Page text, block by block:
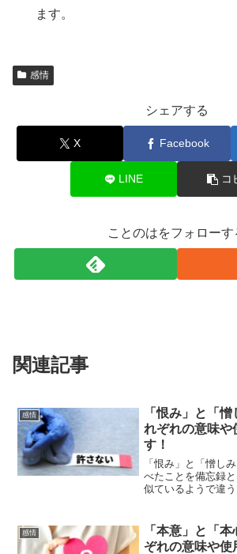
ます。
感情
シェアする
X Facebook
LINE コ
ことのはをフォローす
関連記事
感情
「恨み」と「
れぞれの意味や
す！
「恨み」と「憎し
べたことを備忘録
似ているようで違
感情
「本意」と「
ぞれの意味や使